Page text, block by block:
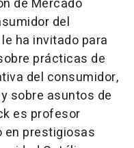
de Mercado
del
ha invitado para
prácticas de
del consumidor,
sobre asuntos de
es profesor
en prestigiosas